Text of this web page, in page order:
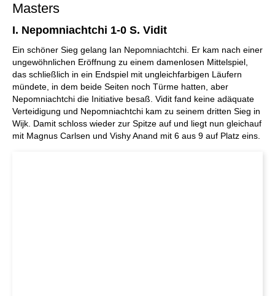
Masters
I. Nepomniachtchi 1-0 S. Vidit
Ein schöner Sieg gelang Ian Nepomniachtchi. Er kam nach einer
ungewöhnlichen Eröffnung zu einem damenlosen Mittelspiel,
das schließlich in ein Endspiel mit ungleichfarbigen Läufern
mündete, in dem beide Seiten noch Türme hatten, aber
Nepomniachtchi die Initiative besaß. Vidit fand keine adäquate
Verteidigung und Nepomniachtchi kam zu seinem dritten Sieg in
Wijk. Damit schloss wieder zur Spitze auf und liegt nun gleichauf
mit Magnus Carlsen und Vishy Anand mit 6 aus 9 auf Platz eins.